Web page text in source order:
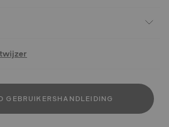
GEBRUIKERSHANDLEIDING